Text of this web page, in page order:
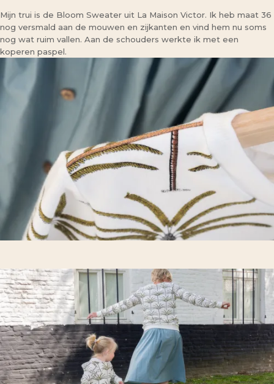
Mijn trui is de Bloom Sweater uit La Maison Victor. Ik heb maat 36
nog versmald aan de mouwen en zijkanten en vind hem nu soms
nog wat ruim vallen. Aan de schouders werkte ik met een
koperen paspel.